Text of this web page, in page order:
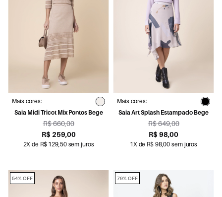
Mais cores:
Saia Midi Tricot Mix Pontos Bege
R$ 660,00
R$ 259,00
2X de R$ 129,50 sem juros
Mais cores:
Saia Art Splash Estampado Bege
R$ 649,00
R$ 98,00
1X de R$ 98,00 sem juros
54% OFF 79% OFF